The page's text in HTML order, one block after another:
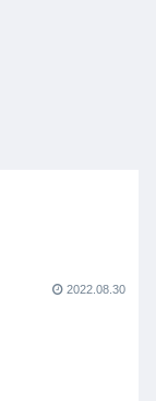
2022.08.30